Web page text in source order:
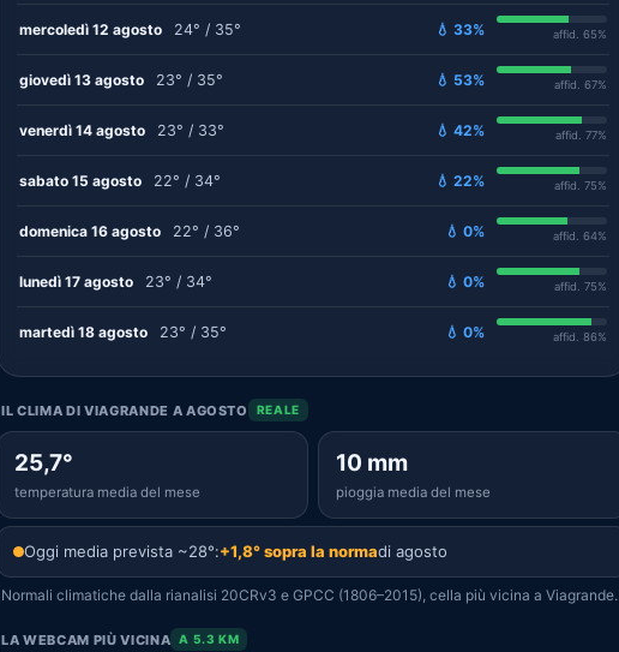
mercoledì 12 agosto 24° / 35° 💧 33% affid. 65%
giovedì 13 agosto 23° / 35° 💧 53% affid. 67%
venerdì 14 agosto 23° / 33° 💧 42% affid. 77%
sabato 15 agosto 22° / 34° 💧 22% affid. 75%
domenica 16 agosto 22° / 36° 💧 0% affid. 64%
lunedì 17 agosto 23° / 34° 💧 0% affid. 75%
martedì 18 agosto 23° / 35° 💧 0% affid. 86%
IL CLIMA DI VIAGRANDE A AGOSTO REALE
25,7°
temperatura media del mese
10 mm
pioggia media del mese
Oggi media prevista ~28°:+1,8° sopra la normadi agosto
Normali climatiche dalla rianalisi 20CRv3 e GPCC (1806–2015), cella più vicina a Viagrande.
LA WEBCAM PIÙ VICINA A 5.3 KM